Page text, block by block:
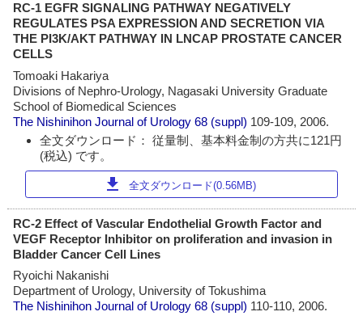
RC-1 EGFR SIGNALING PATHWAY NEGATIVELY
REGULATES PSA EXPRESSION AND SECRETION VIA
THE PI3K/AKT PATHWAY IN LNCAP PROSTATE CANCER
CELLS
Tomoaki Hakariya
Divisions of Nephro-Urology, Nagasaki University Graduate
School of Biomedical Sciences
The Nishinihon Journal of Urology 68 (suppl) 109-109, 2006.
全文ダウンロード： 従量制、基本料金制の方共に121円
(税込) です。
download 全文ダウンロード(0.56MB)
RC-2 Effect of Vascular Endothelial Growth Factor and
VEGF Receptor Inhibitor on proliferation and invasion in
Bladder Cancer Cell Lines
Ryoichi Nakanishi
Department of Urology, University of Tokushima
The Nishinihon Journal of Urology 68 (suppl) 110-110, 2006.